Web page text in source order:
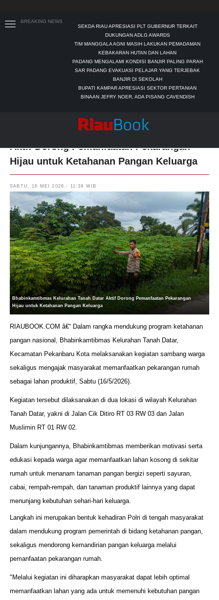
BREAKING NEWS
SEKDA RIAU APRESIASI PLT GUBERNUR TERKAIT
DUKUNGAN ADLG AWARDS
TIM MANGGALA AGNI MASIH LAKUKAN PEMADAMAN
KEBAKARAN HUTAN DAN LAHAN
PADANG MENGALAMI KONDISI BANJIR PALING PARAH
SAR PADANG EVAKUASI PELAJAR YANG TERJEBAK
BANJIR DI SEKOLAH
BUPATI KAMPAR APRESIASI SEKTOR PERTANIAN
BINAAN JEFRY NOER, ADA PISANG CAVENDISH
Bhabinkamtibmas Kelurahan Tanah Datar
Aktif Dorong Pemanfaatan Pekarangan
Hijau untuk Ketahanan Pangan Keluarga
SABTU, 16 MEI 2026 - 11:39 WIB
Bhabinkamtibmas Kelurahan Tanah Datar Aktif Dorong Pemanfaatan Pekarangan
Hijau untuk Ketahanan Pangan Keluarga
RIAUBOOK.COM â€“ Dalam rangka mendukung program ketahanan
pangan nasional, Bhabinkamtibmas Kelurahan Tanah Datar,
Kecamatan Pekanbaru Kota melaksanakan kegiatan sambang warga
sekaligus mengajak masyarakat memanfaatkan pekarangan rumah
sebagai lahan produktif, Sabtu (16/5/2026).
Kegiatan tersebut dilaksanakan di dua lokasi di wilayah Kelurahan
Tanah Datar, yakni di Jalan Cik Ditiro RT 03 RW 03 dan Jalan
Muslimin RT 01 RW 02.
Dalam kunjungannya, Bhabinkamtibmas memberikan motivasi serta
edukasi kepada warga agar memanfaatkan lahan kosong di sekitar
rumah untuk menanam tanaman pangan bergizi seperti sayuran,
cabai, rempah-rempah, dan tanaman produktif lainnya yang dapat
menunjang kebutuhan sehari-hari keluarga.
Langkah ini merupakan bentuk kehadiran Polri di tengah masyarakat
dalam mendukung program pemerintah di bidang ketahanan pangan,
sekaligus mendorong kemandirian pangan keluarga melalui
pemanfaatan pekarangan rumah.
"Melalui kegiatan ini diharapkan masyarakat dapat lebih optimal
memanfaatkan lahan yang ada untuk memenuhi kebutuhan pangan